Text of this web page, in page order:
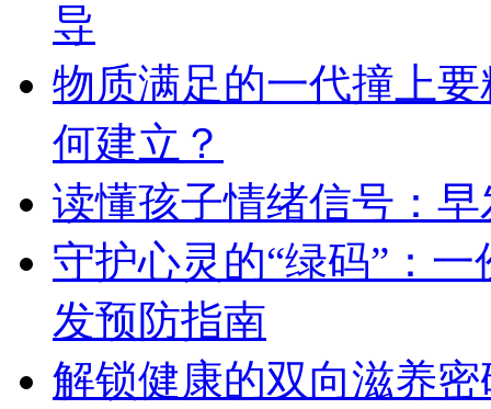
导
物质满足的一代撞上
何建立？
读懂孩子情绪信号：
守护心灵的“绿码”：
发预防指南
解锁健康的双向滋养密